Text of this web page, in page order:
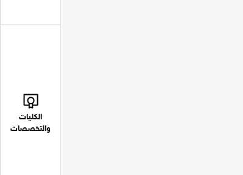
الكليات
والتخصصات